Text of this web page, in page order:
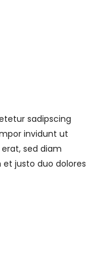
sadipscing
invidunt ut
sed diam
justo duo dolores